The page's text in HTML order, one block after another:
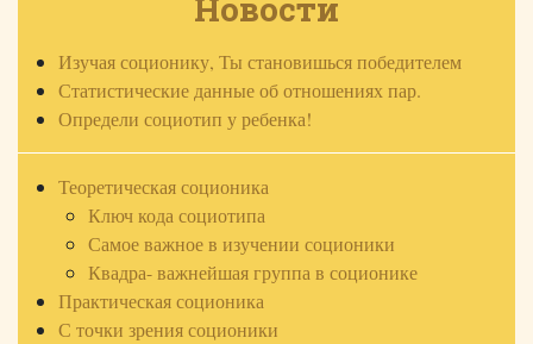
Новости
Изучая соционику, Ты становишься победителем
Статистические данные об отношениях пар.
Определи социотип у ребенка!
Теоретическая соционика
Ключ кода социотипа
Самое важное в изучении соционики
Квадра- важнейшая группа в соционике
Практическая соционика
С точки зрения соционики